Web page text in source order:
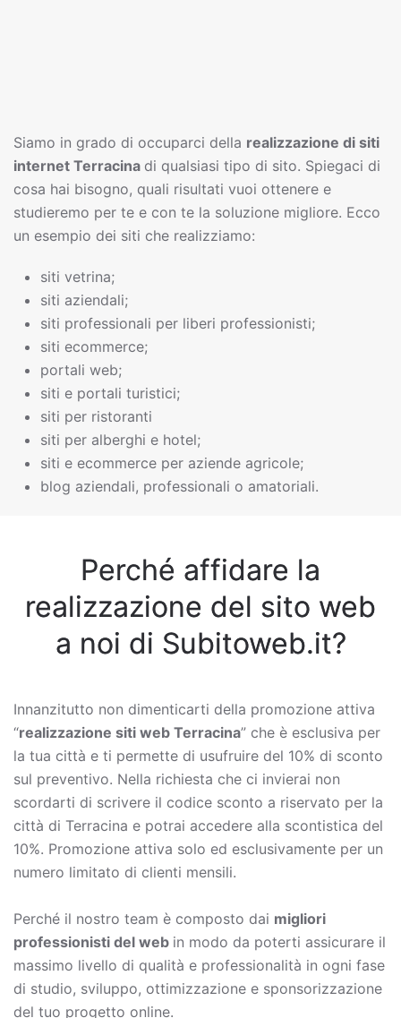
Siamo in grado di occuparci della realizzazione di siti
internet Terracina di qualsiasi tipo di sito. Spiegaci di
cosa hai bisogno, quali risultati vuoi ottenere e
studieremo per te e con te la soluzione migliore. Ecco
un esempio dei siti che realizziamo:
siti vetrina;
siti aziendali;
siti professionali per liberi professionisti;
siti ecommerce;
portali web;
siti e portali turistici;
siti per ristoranti
siti per alberghi e hotel;
siti e ecommerce per aziende agricole;
blog aziendali, professionali o amatoriali.
Perché affidare la
realizzazione del sito web
a noi di Subitoweb.it?
Innanzitutto non dimenticarti della promozione attiva
“realizzazione siti web Terracina” che è esclusiva per
la tua città e ti permette di usufruire del 10% di sconto
sul preventivo. Nella richiesta che ci invierai non
scordarti di scrivere il codice sconto a riservato per la
città di Terracina e potrai accedere alla scontistica del
10%. Promozione attiva solo ed esclusivamente per un
numero limitato di clienti mensili.
Perché il nostro team è composto dai migliori
professionisti del web in modo da poterti assicurare il
massimo livello di qualità e professionalità in ogni fase
di studio, sviluppo, ottimizzazione e sponsorizzazione
del tuo progetto online.